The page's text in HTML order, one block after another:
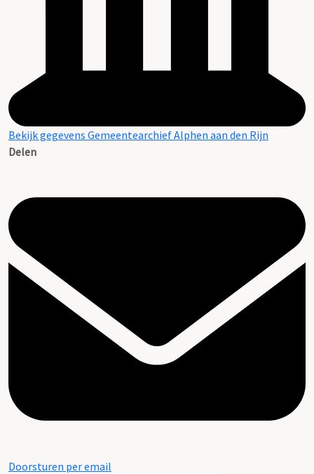
Bekijk gegevens Gemeentearchief Alphen aan den Rijn
Delen
Doorsturen per email